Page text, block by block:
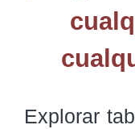
Explorar